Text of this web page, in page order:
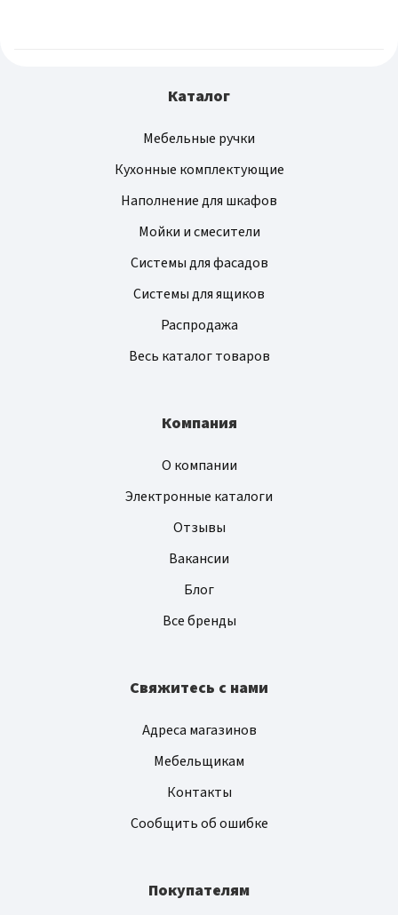
Каталог
Мебельные ручки
Кухонные комплектующие
Наполнение для шкафов
Мойки и смесители
Системы для фасадов
Системы для ящиков
Распродажа
Весь каталог товаров
Компания
О компании
Электронные каталоги
Отзывы
Вакансии
Блог
Все бренды
Свяжитесь с нами
Адреса магазинов
Мебельщикам
Контакты
Сообщить об ошибке
Покупателям